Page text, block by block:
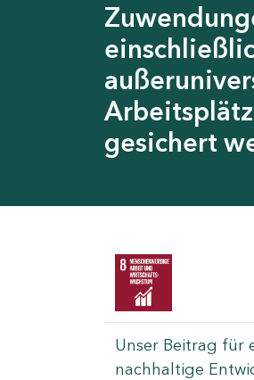
gesichert
Unser Beitrag für
nachhaltige